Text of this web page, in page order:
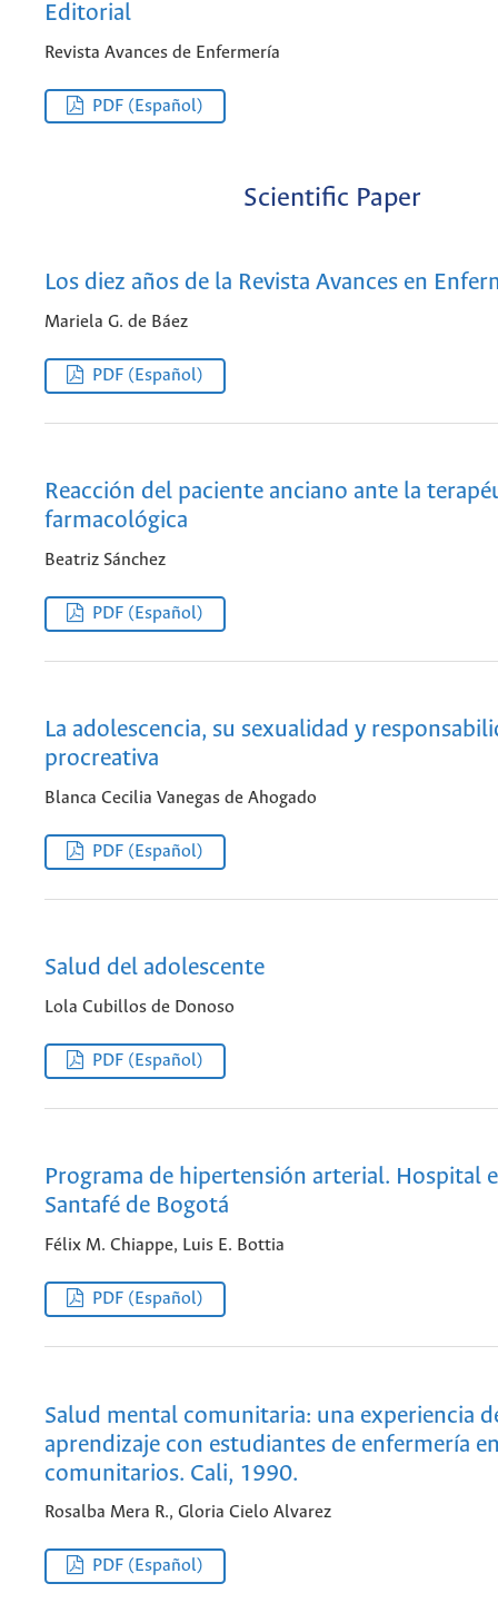
Editorial
Revista Avances de Enfermería
PDF (Español)
Scientific Paper
Los diez años de la Revista Avances en
Mariela G. de Báez
PDF (Español)
Reacción del paciente anciano ante la
farmacológica
Beatriz Sánchez
PDF (Español)
La adolescencia, su sexualidad y
procreativa
Blanca Cecilia Vanegas de Ahogado
PDF (Español)
Salud del adolescente
Lola Cubillos de Donoso
PDF (Español)
Programa de hipertensión arterial. Hospital
Santafé de Bogotá
Félix M. Chiappe, Luis E. Bottia
PDF (Español)
Salud mental comunitaria: una experiencia
aprendizaje con estudiantes de enfermería
comunitarios. Cali, 1990.
Rosalba Mera R., Gloria Cielo Alvarez
PDF (Español)